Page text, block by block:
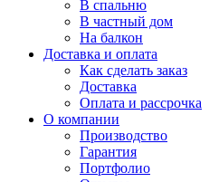
В спальню
В частный дом
На балкон
Доставка и оплата
Как сделать заказ
Доставка
Оплата и рассрочка
О компании
Производство
Гарантия
Портфолио